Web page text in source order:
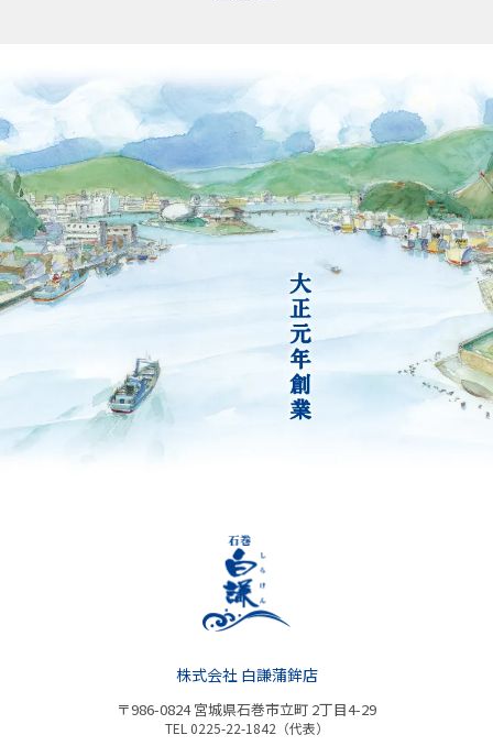
株式会社 白謙蒲鉾店
〒986-0824 宮城県石巻市立町 2丁目4-29
TEL 0225-22-1842（代表）